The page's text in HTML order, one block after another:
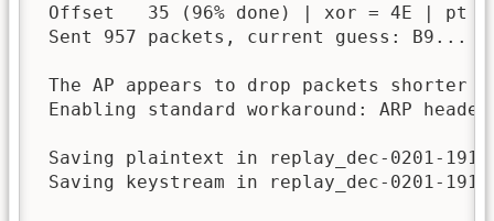
Offset   35 (96% done) | xor = 4E | pt
Sent 957 packets, current guess: B9...
The AP appears to drop packets shorter
Enabling standard workaround: ARP
Saving plaintext in replay_dec-0201-
Saving keystream in replay_dec-0201-